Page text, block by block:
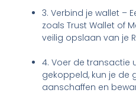
3. Verbind je wallet –
zoals Trust Wallet of
veilig opslaan van je
4. Voer de transactie
gekoppeld, kun je de
aanschaffen en